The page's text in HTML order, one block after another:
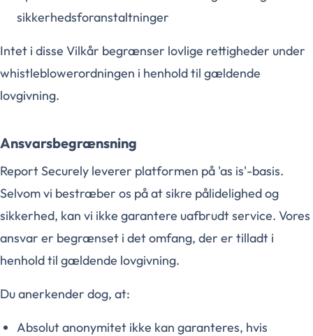
sikkerhedsforanstaltninger
Intet i disse Vilkår begrænser lovlige rettigheder under
whistleblowerordningen i henhold til gældende
lovgivning.
Ansvarsbegrænsning
Report Securely leverer platformen på 'as is'-basis.
Selvom vi bestræber os på at sikre pålidelighed og
sikkerhed, kan vi ikke garantere uafbrudt service. Vores
ansvar er begrænset i det omfang, der er tilladt i
henhold til gældende lovgivning.
Du anerkender dog, at:
Absolut anonymitet ikke kan garanteres, hvis